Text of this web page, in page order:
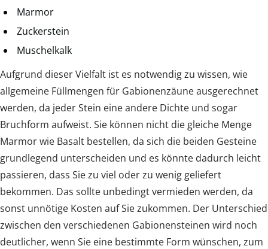
Marmor
Zuckerstein
Muschelkalk
Aufgrund dieser Vielfalt ist es notwendig zu wissen, wie
allgemeine Füllmengen für Gabionenzäune ausgerechnet
werden, da jeder Stein eine andere Dichte und sogar
Bruchform aufweist. Sie können nicht die gleiche Menge
Marmor wie Basalt bestellen, da sich die beiden Gesteine
grundlegend unterscheiden und es könnte dadurch leicht
passieren, dass Sie zu viel oder zu wenig geliefert
bekommen. Das sollte unbedingt vermieden werden, da
sonst unnötige Kosten auf Sie zukommen. Der Unterschied
zwischen den verschiedenen Gabionensteinen wird noch
deutlicher, wenn Sie eine bestimmte Form wünschen, zum